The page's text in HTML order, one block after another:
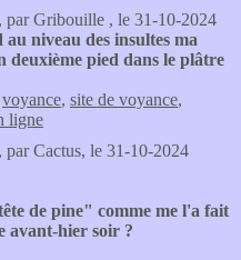
, par Gribouille , le 31-10-2024
niveau des insultes ma
deuxième pied dans le plâtre
voyance, site de voyance,
ligne
, par Cactus, le 31-10-2024
de pine" comme me l'a fait
avant-hier soir ?